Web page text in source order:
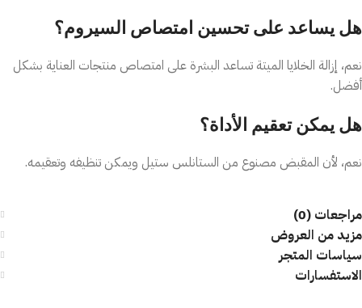
هل يساعد على تحسين امتصاص السيروم؟
نعم، إزالة الخلايا الميتة تساعد البشرة على امتصاص منتجات العناية بشكل
أفضل.
هل يمكن تعقيم الأداة؟
نعم، لأن المقبض مصنوع من الستانلس ستيل ويمكن تنظيفه وتعقيمه.
مراجعات (0)
مزيد من العروض
سياسات المتجر
الاستفسارات